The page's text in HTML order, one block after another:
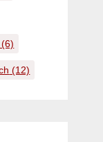
(6)
(12)